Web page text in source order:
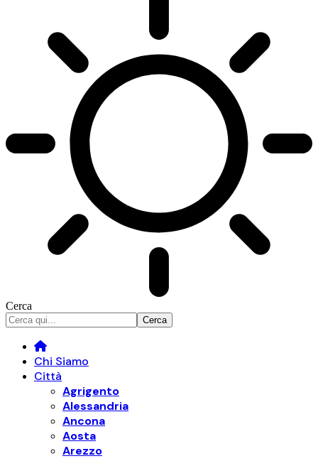
Cerca
Chi Siamo
Città
Agrigento
Alessandria
Ancona
Aosta
Arezzo